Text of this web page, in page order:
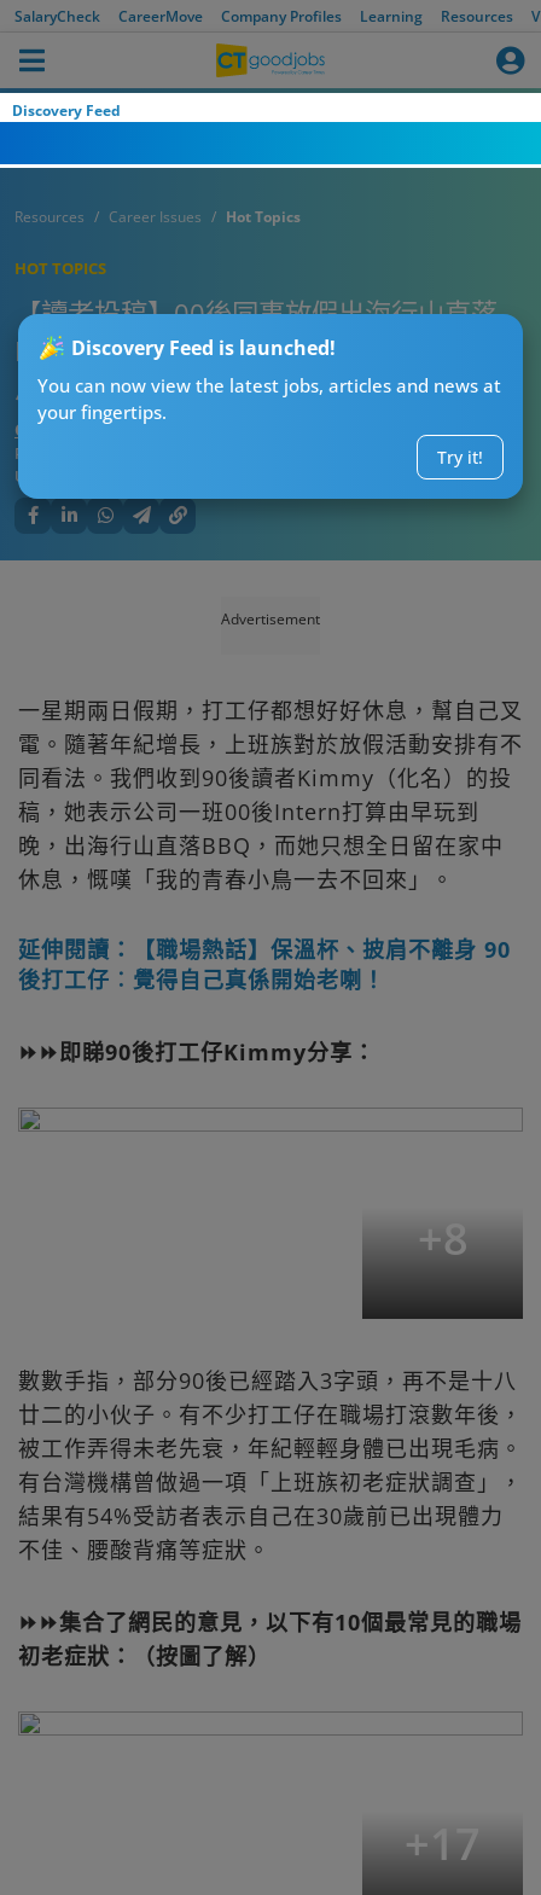
SalaryCheck CareerMove Company Profiles Learning Resources
Discovery Feed
Discovery Feed is launched!
You can now view the latest jobs, articles and news at
your fingertips.
Try it!
Resources Career Issues Hot Topics
HOT TOPICS
【讀者投稿】00後同事放假出海行山直落
BBQ 90後網民認老：咪搞我要留喺屋企休
息
CTgoodjobs’ Editor
Published:
Updated:
Advertisement
一星期兩日假期，打工仔都想好好休息，幫自己叉
電。隨著年紀增長，上班族對於放假活動安排有不
同看法。我們收到90後讀者Kimmy（化名）的投
稿，她表示公司一班00後Intern打算由早玩到
晚，出海行山直落BBQ，而她只想全日留在家中
休息，慨嘆「我的青春小鳥一去不回來」。
延伸閱讀：【職場熱話】保溫杯、披肩不離身 90
後打工仔︰覺得自己真係開始老喇！
⏩⏩即睇90後打工仔Kimmy分享：
+8
數數手指，部分90後已經踏入3字頭，再不是十八
廿二的小伙子。有不少打工仔在職場打滾數年後，
被工作弄得未老先衰，年紀輕輕身體已出現毛病。
有台灣機構曾做過一項「上班族初老症狀調查」，
結果有54%受訪者表示自己在30歲前已出現體力
不佳、腰酸背痛等症狀。
⏩⏩集合了網民的意見，以下有10個最常見的職場
初老症狀：（按圖了解）
+17